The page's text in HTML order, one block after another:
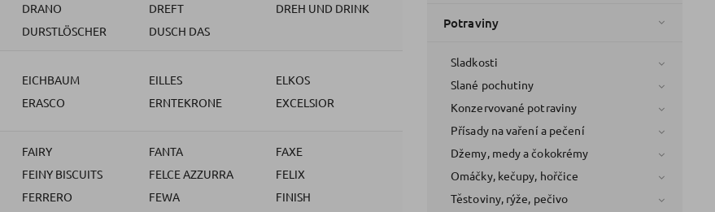
Potraviny
Sladkosti
Slané pochutiny
Konzervované potraviny
Přísady na vaření a pečení
Džemy, medy a čokokrémy
Omáčky, kečupy, hořčice
Těstoviny, rýže, pečivo
DRANO DREFT
DREH UND DRINK
DURSTLÖSCHER DUSCH DAS
EICHBAUM EILLES
ELKOS
ERASCO ERNTEKRONE EXCELSIOR
FAIRY FANTA
FAXE
FEINY BISCUITS FELCE AZZURRA
FELIX
FERRERO FEWA
FINISH